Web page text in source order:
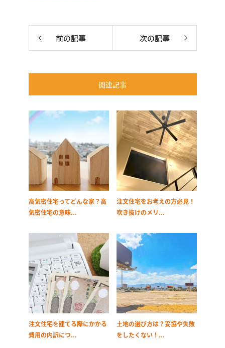
前の記事 次の記事
関連記事
高気密住宅ってどんな家？高
気密住宅の意味...
注文住宅をお考えの方必見！
吹き抜けのメリ...
注文住宅を建てる際にかかる
費用の内訳につ...
土地の選び方は？妥協や失敗
をしたくない！...